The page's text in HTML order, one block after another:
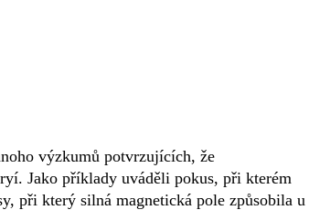
výzkumů potvrzujících, že
Jako příklady uváděli pokus, při kterém
při který silná magnetická pole způsobila u